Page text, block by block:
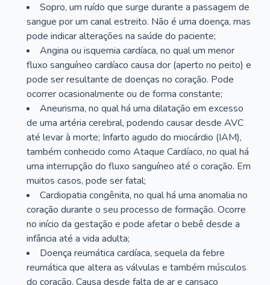
Sopro, um ruído que surge durante a passagem de
sangue por um canal estreito. Não é uma doença, mas
pode indicar alterações na saúde do paciente;
Angina ou isquemia cardíaca, no qual um menor
fluxo sanguíneo cardíaco causa dor (aperto no peito) e
pode ser resultante de doenças no coração. Pode
ocorrer ocasionalmente ou de forma constante;
Aneurisma, no qual há uma dilatação em excesso
de uma artéria cerebral, podendo causar desde AVC
até levar à morte; Infarto agudo do miocárdio (IAM),
também conhecido como Ataque Cardíaco, no qual há
uma interrupção do fluxo sanguíneo até o coração. Em
muitos casos, pode ser fatal;
Cardiopatia congênita, no qual há uma anomalia no
coração durante o seu processo de formação. Ocorre
no início da gestação e pode afetar o bebê desde a
infância até a vida adulta;
Doença reumática cardíaca, sequela da febre
reumática que altera as válvulas e também músculos
do coração. Causa desde falta de ar e cansaço